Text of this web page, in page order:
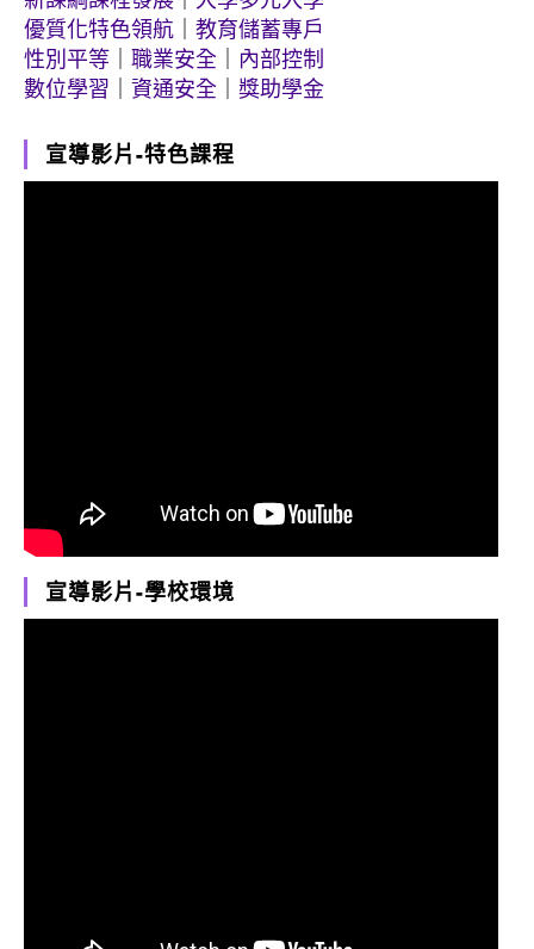
優質化特色領航
教育儲蓄專戶
性別平等
職業安全
內部控制
數位學習
資通安全 獎助學金
宣導影片-特色課程
宣導影片-學校環境